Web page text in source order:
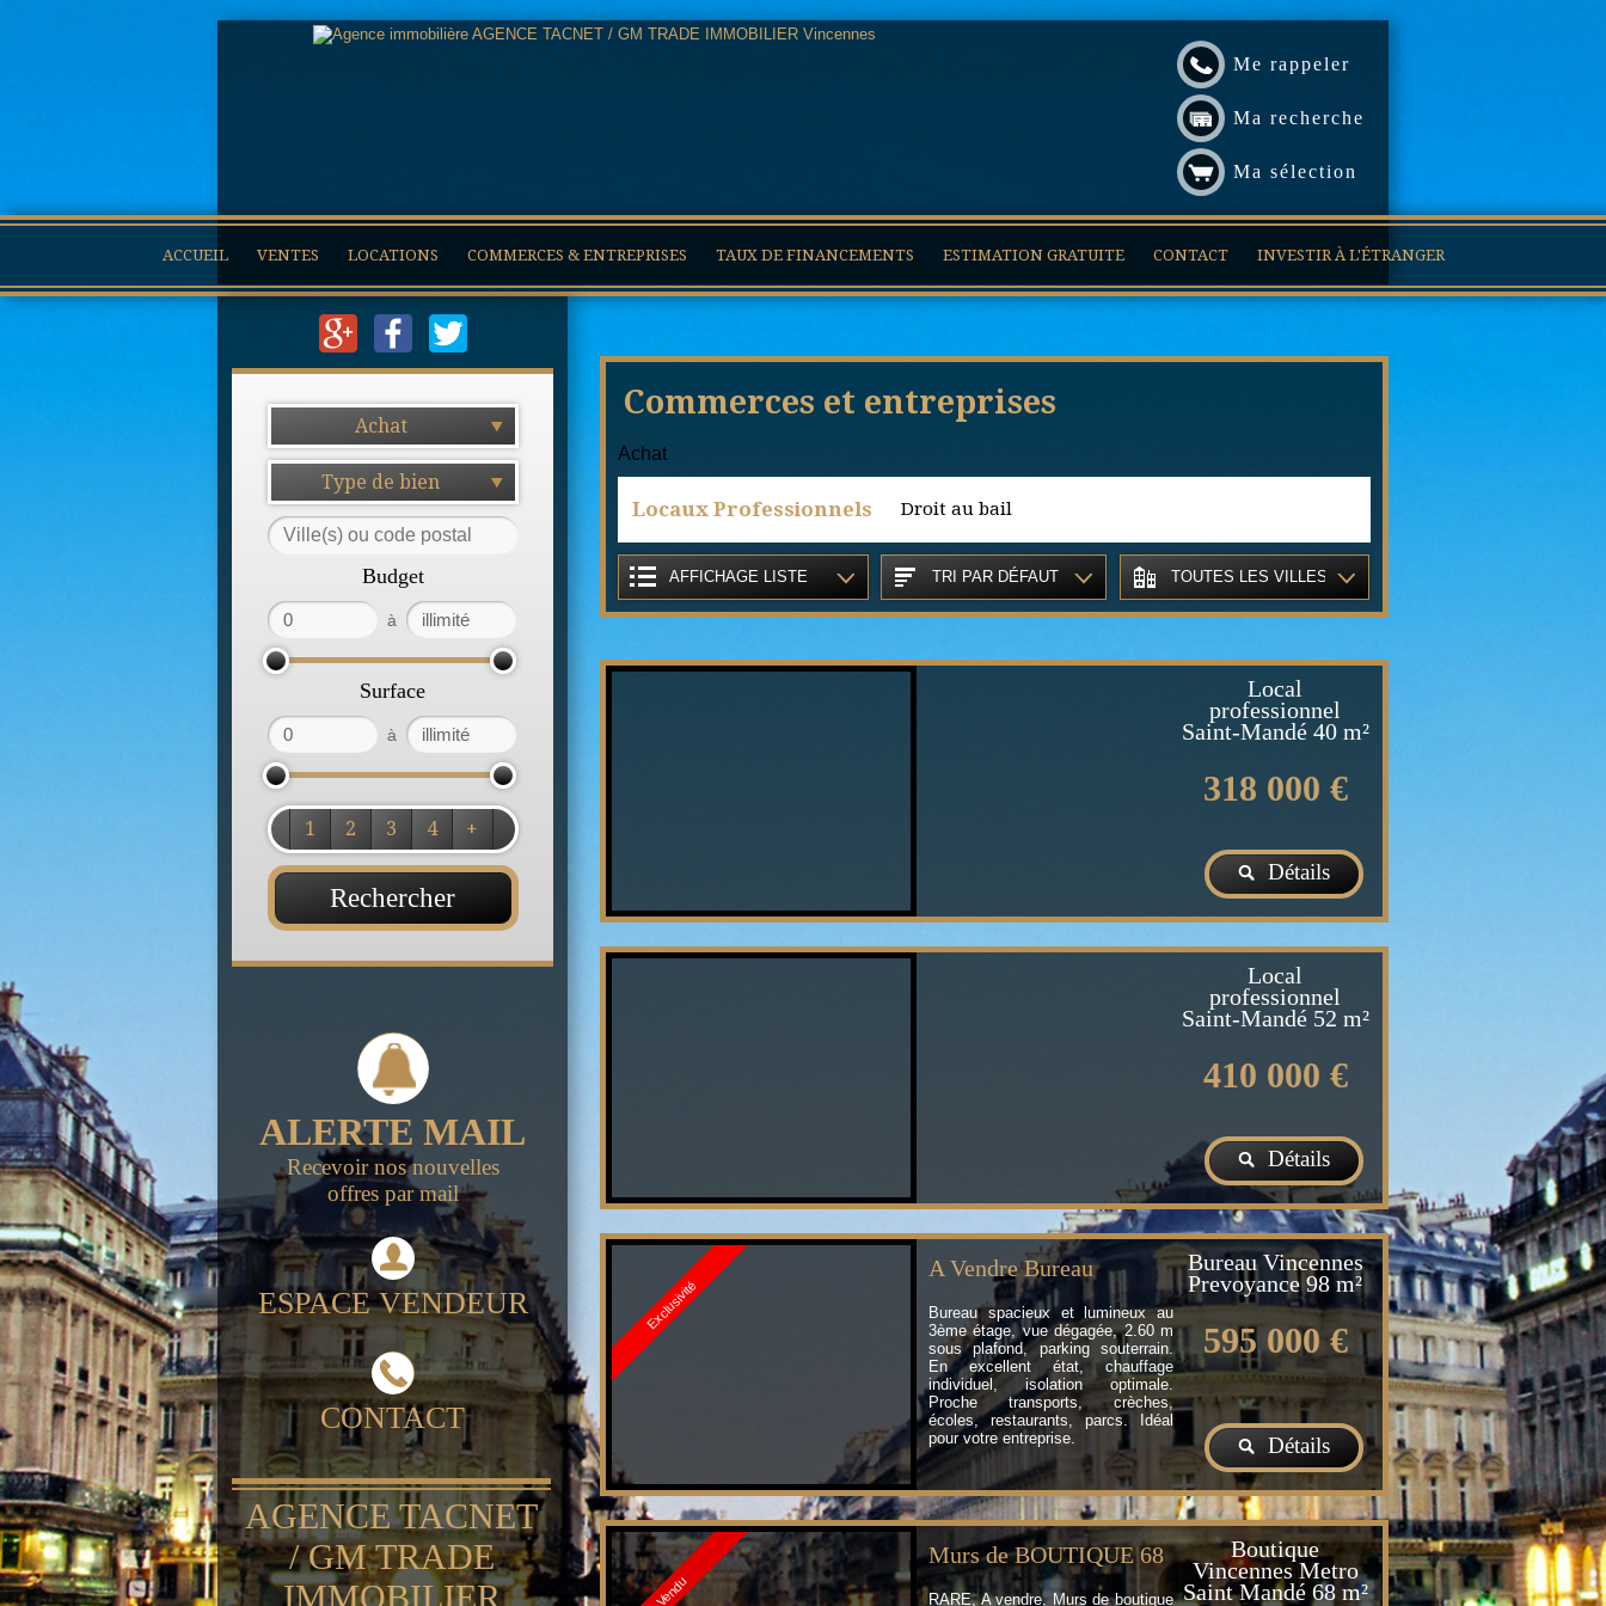
Me rappeler
Ma recherche
Ma sélection
ACCUEIL VENTES LOCATIONS COMMERCES & ENTREPRISES TAUX DE FINANCEMENTS ESTIMATION GRATUITE CONTACT INVESTIR À L'ÉTRANGER
Achat
Type de bien
Budget
à
Surface
à
1 2 3 4 +
ALERTE MAIL
Recevoir nos nouvelles
offres par mail
ESPACE VENDEUR
CONTACT
AGENCE TACNET
/ GM TRADE
IMMOBILIER
Commerces et entreprises
Achat
Locaux Professionnels Droit au bail
AFFICHAGE LISTE TRI PAR DÉFAUT TOUTES LES VILLES
Local
professionnel
Saint-Mandé 40 m²
318 000 €
Détails
Local
professionnel
Saint-Mandé 52 m²
410 000 €
Détails
Exclusivité
A Vendre Bureau
Vincennes
Bureau spacieux et lumineux au
3ème étage, vue dégagée, 2.60 m
sous plafond, parking souterrain.
En excellent état, chauffage
individuel, isolation optimale.
Proche transports, crèches,
écoles, restaurants, parcs. Idéal
pour votre entreprise.
Bureau Vincennes
Prevoyance 98 m²
595 000 €
Détails
Vendu
Murs de BOUTIQUE 68
RARE, A vendre, Murs de boutique
Boutique
Vincennes Metro
Saint Mandé 68 m²